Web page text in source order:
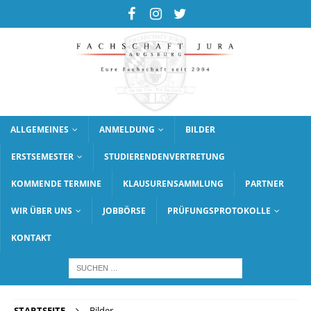
ALLGEMEINES ANMELDUNG BILDER
ERSTSEMESTER STUDIERENDENVERTRETUNG
KOMMENDE TERMINE KLAUSURENSAMMLUNG PARTNER
WIR ÜBER UNS JOBBÖRSE PRÜFUNGSPROTOKOLLE
KONTAKT